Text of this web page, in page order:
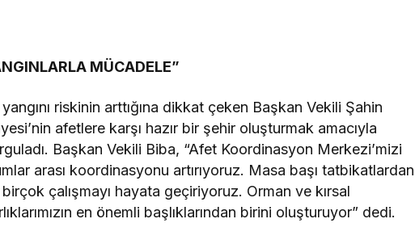
MÜCADELE”
riskinin arttığına dikkat çeken Başkan Vekili Şahin
afetlere karşı hazır bir şehir oluşturmak amacıyla
Başkan Vekili Biba, “Afet Koordinasyon Merkezi’mizi
arası koordinasyonu artırıyoruz. Masa başı tatbikatlardan
çalışmayı hayata geçiriyoruz. Orman ve kırsal
en önemli başlıklarından birini oluşturuyor” dedi.